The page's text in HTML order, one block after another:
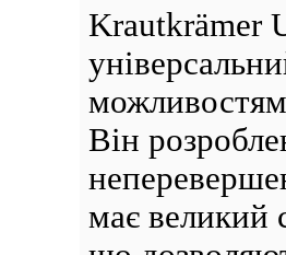
Krautkrämer
Він
має великий